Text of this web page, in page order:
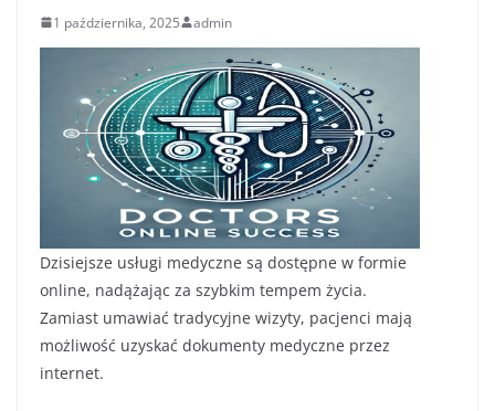
1 października, 2025 admin
Dzisiejsze usługi medyczne są dostępne w formie
online, nadążając za szybkim tempem życia.
Zamiast umawiać tradycyjne wizyty, pacjenci mają
możliwość uzyskać dokumenty medyczne przez
internet.